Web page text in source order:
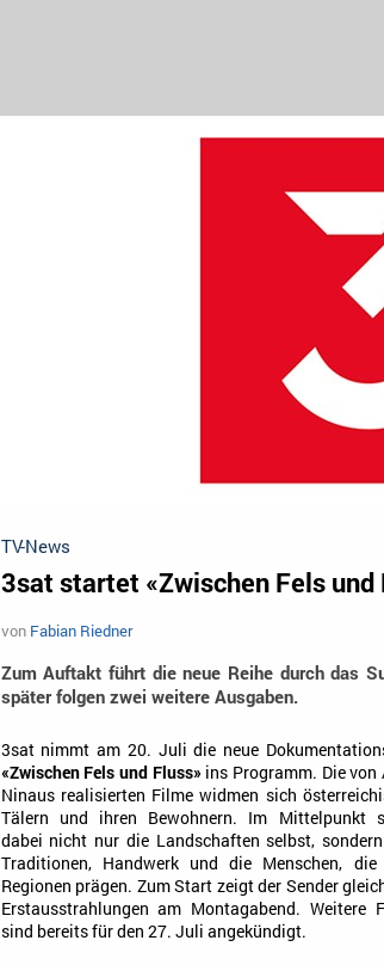
TV-News
3sat startet «Zwischen Fels und
von Fabian Riedner
Zum Auftakt führt die neue Reihe durch das
später folgen zwei weitere Ausgaben.
3sat nimmt am 20. Juli die neue
«Zwischen Fels und Fluss» ins Programm. Die von
Ninaus realisierten Filme widmen sich
Tälern und ihren Bewohnern. Im Mittelpunkt
dabei nicht nur die Landschaften selbst,
Traditionen, Handwerk und die Menschen, die
Regionen prägen. Zum Start zeigt der Sender
Erstausstrahlungen am Montagabend. Weitere
sind bereits für den 27. Juli angekündigt.